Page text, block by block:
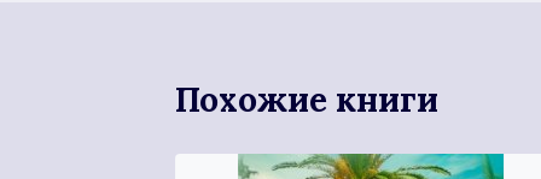
Похожие книги